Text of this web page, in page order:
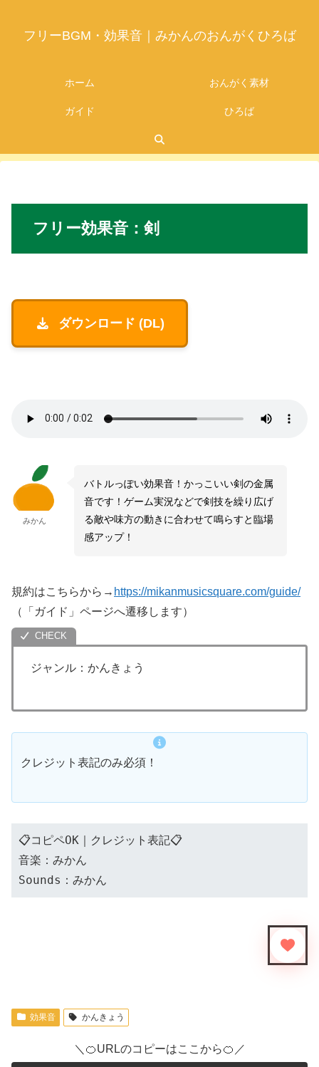
フリーBGM・効果音｜みかんのおんがくひろば
ホーム おんがく素材
ガイド ひろば
フリー効果音： 剣
ダウンロード (DL)
みかん
バトルっぽい効果音！かっこいい剣の金属
音です！ゲーム実況などで剣技を繰り広げ
る敵や味方の動きに合わせて鳴らすと臨場
感アップ！
規約はこちらから→ https://mikanmusicsquare.com/guide/
（「ガイド」ページへ遷移します）
ジャンル：かんきょう
クレジット表記のみ必須！
📋コピペOK｜クレジット表記📋
音楽：みかん
Sounds：みかん
効果音 かんきょう
＼🍊URLのコピーはここから🍊／